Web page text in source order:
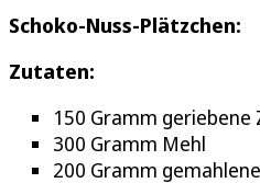
Schoko-Nuss-Plätzchen:
Zutaten:
150 Gramm
300 Gramm Mehl
200 Gramm